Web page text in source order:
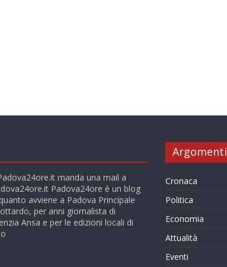
manda una mail a
Padova24ore è un blog
avviene a Padova Principale
per anni giornalista di
Ansa e per le edizioni locali di
Argomenti
Cronaca
Politica
Economia
Attualità
Eventi